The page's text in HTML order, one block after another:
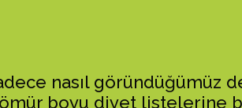
nasıl
boyu diyet listelerine